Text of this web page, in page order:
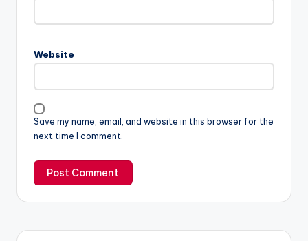
Website
Save my name, email, and website in this browser for the
next time I comment.